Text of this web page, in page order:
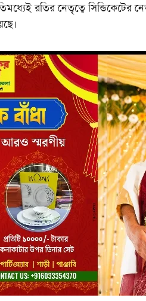
রতির নেতৃত্বে সিন্ডিকেটের